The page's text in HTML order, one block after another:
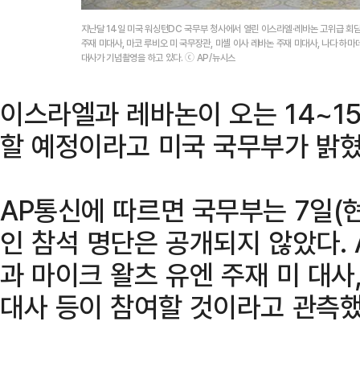
지난달 14일 미국 워싱턴DC 국무부 청사에서 열린 이스라엘·레바논 고위급
주재 미대사, 마코 루비오 미 국무장관, 미셸 이사 레바논 주재 미대사, 나다 하
대사가 기념촬영을 하고 있다. ⓒ AP/뉴시스
이스라엘과 레바논이 오는
할 예정이라고 미국 국무부가 밝
AP통신에 따르면 국무부는 7일(
인 참석 명단은 공개되지 않았다
과 마이크 왈츠 유엔 주재 미 대
대사 등이 참여할 것이라고 관측